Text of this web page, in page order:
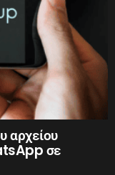
αρχείου
σε